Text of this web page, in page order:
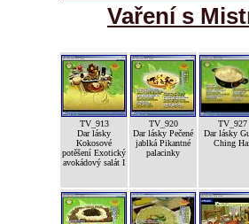
Vaření s
TV_913
Dar lásky
Kokosové
potěšení Exotický
avokádový salát I
TV_920
Dar lásky Pečené
jablká Pikantné
palacinky
TV_927
Dar lásky
Ching